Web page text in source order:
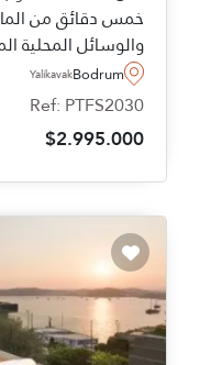
خمس دقائق من
والوسائل المحلية
بإمكانية الوصول
ضخم.
Bodrum
Yalikavak
Ref: PTFS2030
$2.995.000